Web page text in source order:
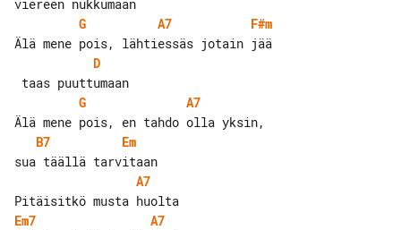
G
A7
F#m
D
G
A7
B7
Em
A7
Em7
A7